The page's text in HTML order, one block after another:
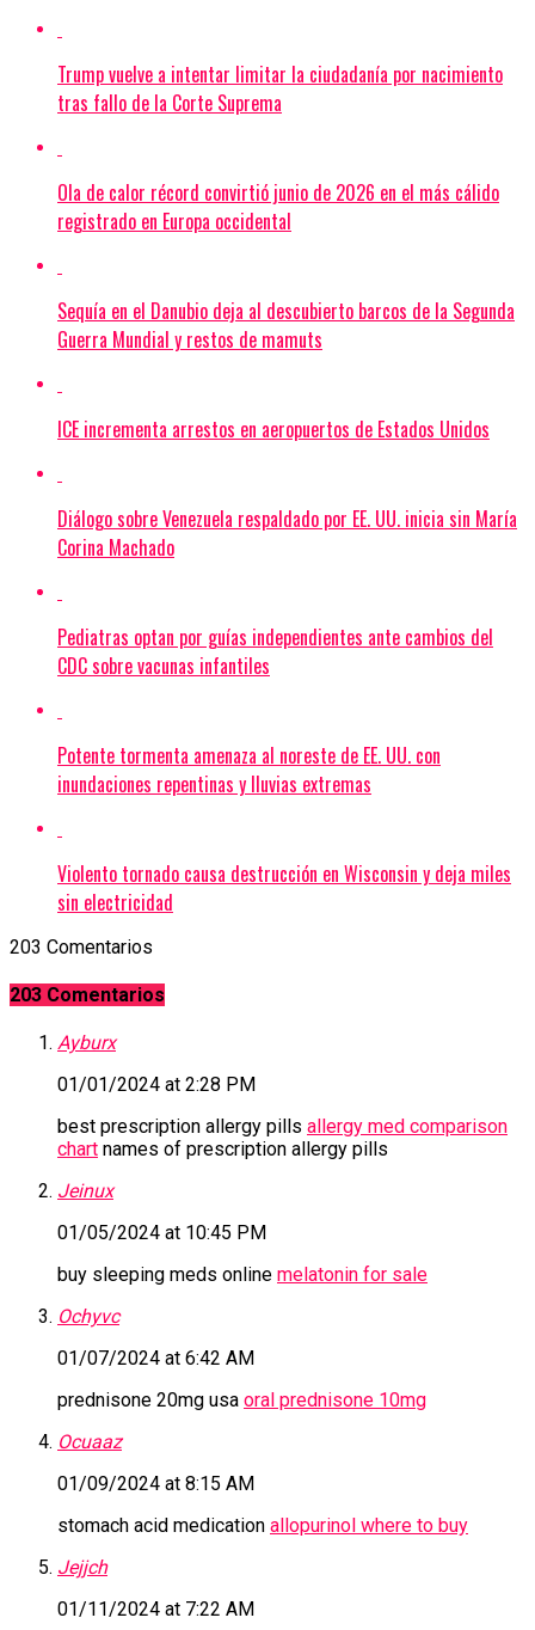
Trump vuelve a intentar limitar la ciudadanía por nacimiento
tras fallo de la Corte Suprema
Ola de calor récord convirtió junio de 2026 en el más cálido
registrado en Europa occidental
Sequía en el Danubio deja al descubierto barcos de la Segunda
Guerra Mundial y restos de mamuts
ICE incrementa arrestos en aeropuertos de Estados Unidos
Diálogo sobre Venezuela respaldado por EE. UU. inicia sin María
Corina Machado
Pediatras optan por guías independientes ante cambios del
CDC sobre vacunas infantiles
Potente tormenta amenaza al noreste de EE. UU. con
inundaciones repentinas y lluvias extremas
Violento tornado causa destrucción en Wisconsin y deja miles
sin electricidad
203 Comentarios
203 Comentarios
Ayburx
01/01/2024 at 2:28 PM
best prescription allergy pills allergy med comparison
chart names of prescription allergy pills
Jeinux
01/05/2024 at 10:45 PM
buy sleeping meds online melatonin for sale
Ochyvc
01/07/2024 at 6:42 AM
prednisone 20mg usa oral prednisone 10mg
Ocuaaz
01/09/2024 at 8:15 AM
stomach acid medication allopurinol where to buy
Jejjch
01/11/2024 at 7:22 AM